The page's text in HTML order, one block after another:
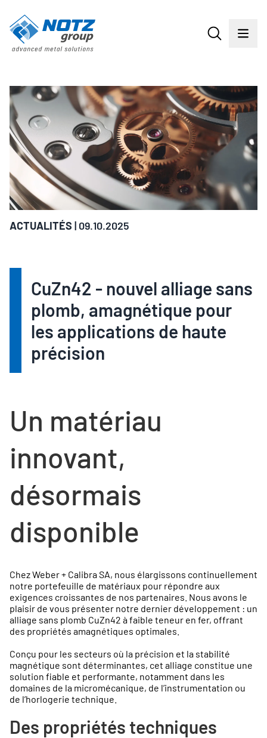
ACTUALITÉS | 09.10.2025
CuZn42 - nouvel alliage sans
plomb, amagnétique pour
les applications de haute
précision
Un matériau
innovant,
désormais
disponible
Chez Weber + Calibra SA, nous élargissons continuellement
notre portefeuille de matériaux pour répondre aux
exigences croissantes de nos partenaires. Nous avons le
plaisir de vous présenter notre dernier développement : un
alliage sans plomb CuZn42 à faible teneur en fer, offrant
des propriétés amagnétiques optimales.
Conçu pour les secteurs où la précision et la stabilité
magnétique sont déterminantes, cet alliage constitue une
solution fiable et performante, notamment dans les
domaines de la micromécanique, de l’instrumentation ou
de l’horlogerie technique.
Des propriétés techniques